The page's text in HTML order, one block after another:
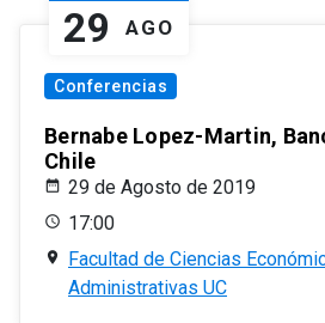
29 AGO
Conferencias
Bernabe Lopez-Martin,
Chile
29 de Agosto de 2019
17:00
Facultad de Ciencias
Administrativas UC